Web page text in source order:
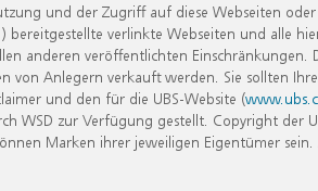
und der Zugriff auf diese Webseiten
verlinkte Webseiten und alle
anderen veröffentlichten
Anlegern verkauft werden. Sie sollten
und den für die UBS-Website (
zur Verfügung gestellt. Copyright der
Marken ihrer jeweiligen Eigentümer sein.